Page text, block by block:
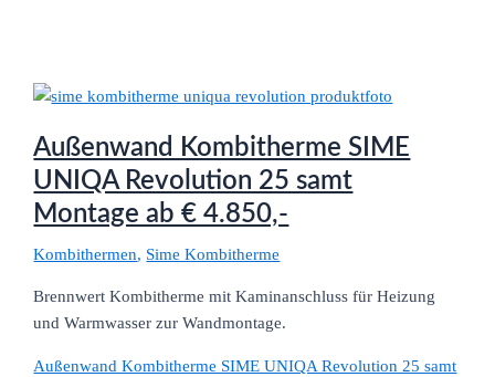
Außenwand Kombitherme SIME
UNIQA Revolution 25 samt
Montage ab € 4.850,-
Kombithermen, Sime Kombitherme
Brennwert Kombitherme mit Kaminanschluss für Heizung
und Warmwasser zur Wandmontage.
Außenwand Kombitherme SIME UNIQA Revolution 25 samt